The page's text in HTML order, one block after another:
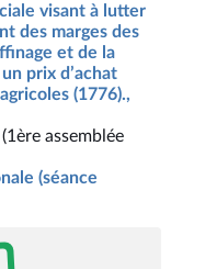
visant à lutter
des marges des
et de la
prix d’achat
(1776).,
assemblée
(séance